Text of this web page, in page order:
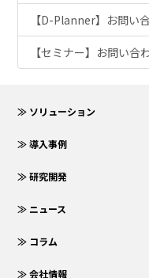
【D-Planner】お問い
【セミナー】お問い合
≫ ソリューション
≫ 導入事例
≫ 研究開発
≫ ニュース
≫ コラム
≫ 会社情報